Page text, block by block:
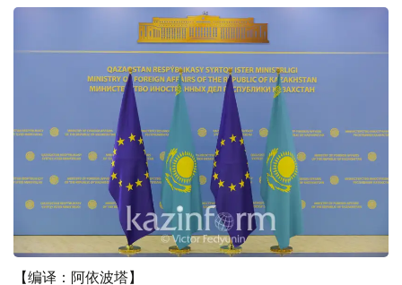
【编译：阿依波塔】